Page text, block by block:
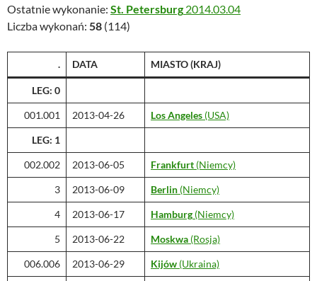
Ostatnie wykonanie: St. Petersburg 2014.03.04
Liczba wykonań: 58 (114)
. DATA MIASTO (KRAJ)
LEG: 0
001.001 2013-04-26 Los Angeles (USA)
LEG: 1
002.002 2013-06-05 Frankfurt (Niemcy)
3 2013-06-09 Berlin (Niemcy)
4 2013-06-17 Hamburg (Niemcy)
5 2013-06-22 Moskwa (Rosja)
006.006 2013-06-29 Kijów (Ukraina)